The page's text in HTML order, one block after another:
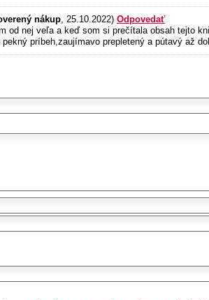
nákup, 25.10.2022) Odpovedať
od nej veľa a keď som si prečítala obsah tejto
príbeh,zaujímavo prepletený a pútavý až